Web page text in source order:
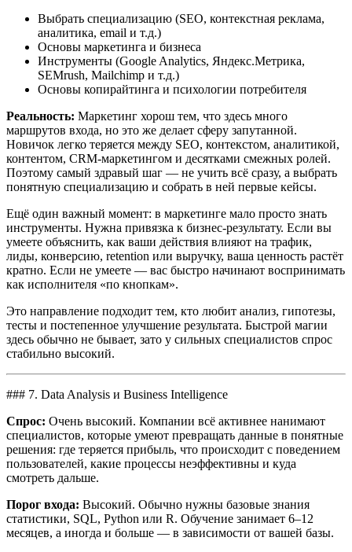
Выбрать специализацию (SEO, контекстная реклама,
аналитика, email и т.д.)
Основы маркетинга и бизнеса
Инструменты (Google Analytics, Яндекс.Метрика,
SEMrush, Mailchimp и т.д.)
Основы копирайтинга и психологии потребителя
Реальность: Маркетинг хорош тем, что здесь много
маршрутов входа, но это же делает сферу запутанной.
Новичок легко теряется между SEO, контекстом, аналитикой,
контентом, CRM-маркетингом и десятками смежных ролей.
Поэтому самый здравый шаг — не учить всё сразу, а выбрать
понятную специализацию и собрать в ней первые кейсы.
Ещё один важный момент: в маркетинге мало просто знать
инструменты. Нужна привязка к бизнес-результату. Если вы
умеете объяснить, как ваши действия влияют на трафик,
лиды, конверсию, retention или выручку, ваша ценность растёт
кратно. Если не умеете — вас быстро начинают воспринимать
как исполнителя «по кнопкам».
Это направление подходит тем, кто любит анализ, гипотезы,
тесты и постепенное улучшение результата. Быстрой магии
здесь обычно не бывает, зато у сильных специалистов спрос
стабильно высокий.
### 7. Data Analysis и Business Intelligence
Спрос: Очень высокий. Компании всё активнее нанимают
специалистов, которые умеют превращать данные в понятные
решения: где теряется прибыль, что происходит с поведением
пользователей, какие процессы неэффективны и куда
смотреть дальше.
Порог входа: Высокий. Обычно нужны базовые знания
статистики, SQL, Python или R. Обучение занимает 6–12
месяцев, а иногда и больше — в зависимости от вашей базы.